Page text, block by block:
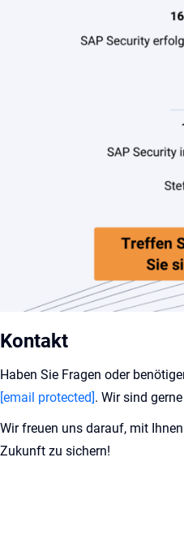
Kontakt
Haben Sie Fragen oder
[email protected]. Wir sind
Wir freuen uns darauf, mit
Zukunft zu sichern!